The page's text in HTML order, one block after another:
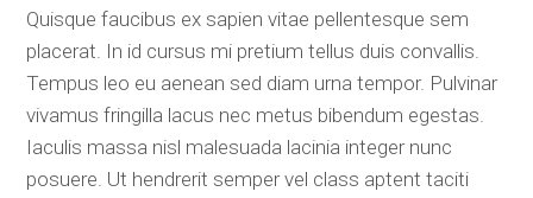
Quisque faucibus ex sapien vitae pellentesque sem
placerat. In id cursus mi pretium tellus duis convallis.
Tempus leo eu aenean sed diam urna tempor. Pulvinar
vivamus fringilla lacus nec metus bibendum egestas.
Iaculis massa nisl malesuada lacinia integer nunc
posuere. Ut hendrerit semper vel class aptent taciti